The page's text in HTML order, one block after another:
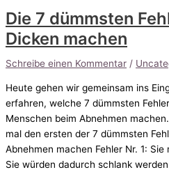
Die 7 dümmsten
Dicken machen
Schreibe einen Kommentar /
Heute gehen wir gemeinsam ins
erfahren, welche 7 dümmsten
Menschen beim Abnehmen
mal den ersten der 7 dümmsten
Abnehmen machen Fehler Nr. 1:
Sie würden dadurch schlank